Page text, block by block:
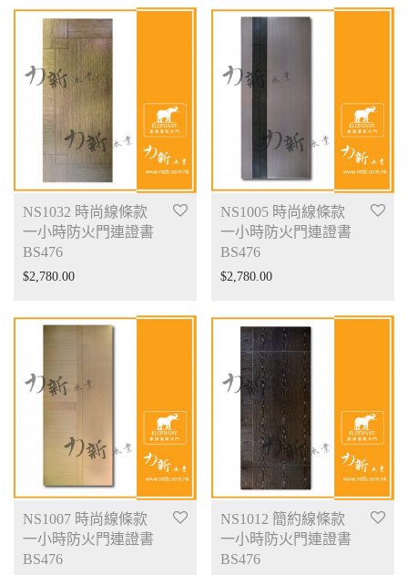
NS1032 時尚線條款
一小時防火門連證書
BS476
$2,780.00
NS1005 時尚線條款
一小時防火門連證書
BS476
$2,780.00
NS1007 時尚線條款
一小時防火門連證書
BS476
NS1012 簡約線條款
一小時防火門連證書
BS476